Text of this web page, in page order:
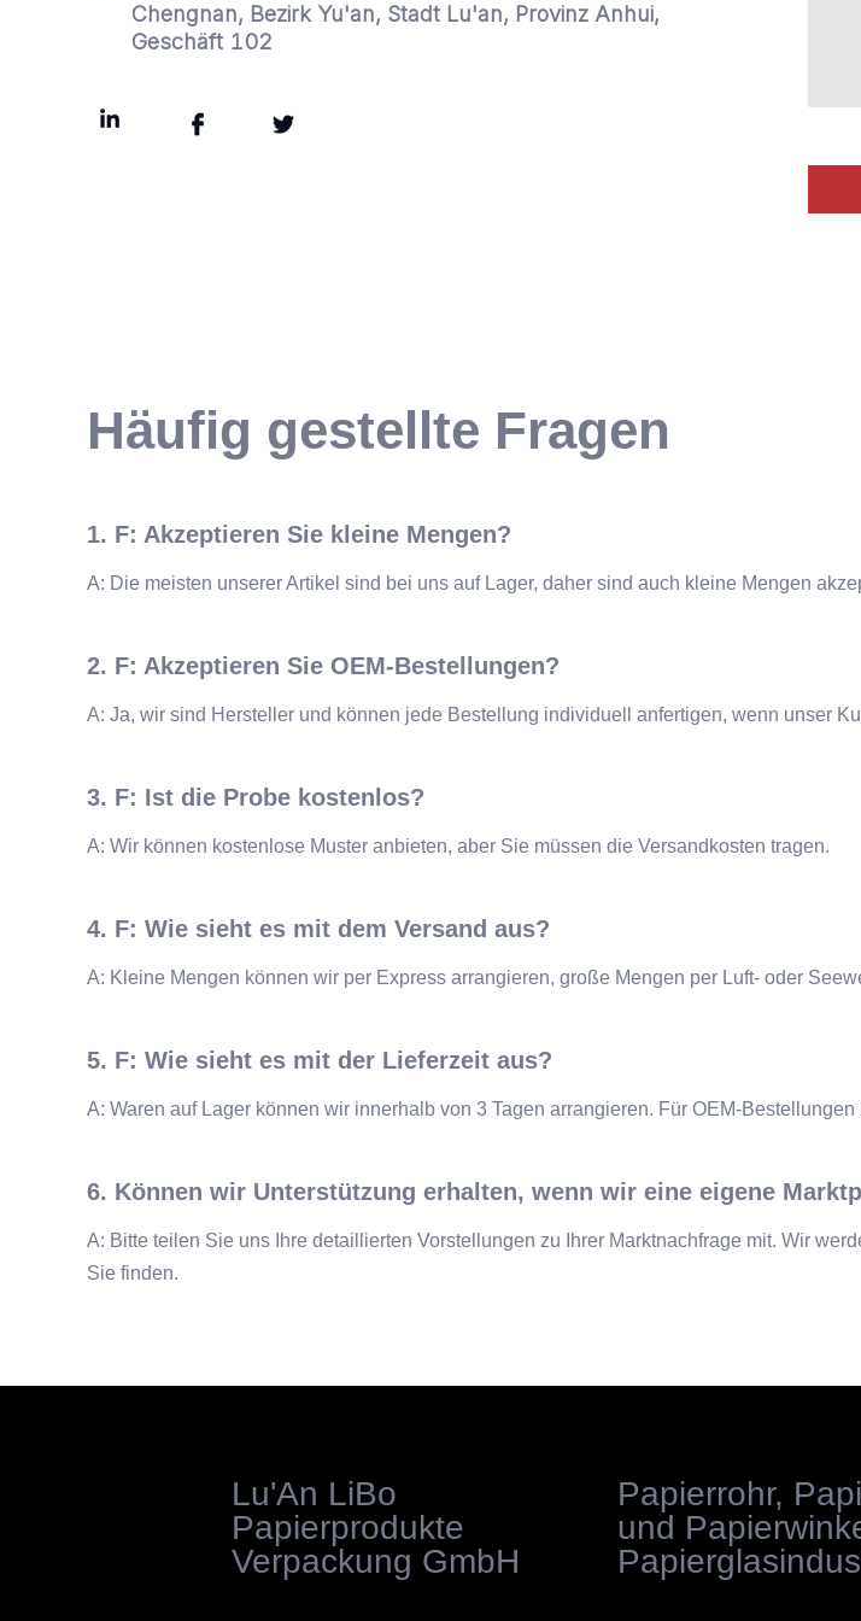
Chengnan, Bezirk Yu'an, Stadt Lu'an, Provinz Anhui,
Geschäft 102
Häufig gestellte Fragen
1. F: Akzeptieren Sie kleine Mengen?
A: Die meisten unserer Artikel sind bei uns auf Lager, daher sind auch kleine Mengen
2. F: Akzeptieren Sie OEM-Bestellungen?
A: Ja, wir sind Hersteller und können jede Bestellung individuell anfertigen, wenn unser
3. F: Ist die Probe kostenlos?
A: Wir können kostenlose Muster anbieten, aber Sie müssen die Versandkosten tragen.
4. F: Wie sieht es mit dem Versand aus?
A: Kleine Mengen können wir per Express arrangieren, große Mengen per Luft- oder
5. F: Wie sieht es mit der Lieferzeit aus?
A: Waren auf Lager können wir innerhalb von 3 Tagen arrangieren. Für OEM-
6. Können wir Unterstützung erhalten, wenn wir eine eigene
A: Bitte teilen Sie uns Ihre detaillierten Vorstellungen zu Ihrer Marktnachfrage mit. Wir
Sie finden.
Lu'An LiBo
Papierprodukte
Verpackung GmbH
Papierrohr,
und